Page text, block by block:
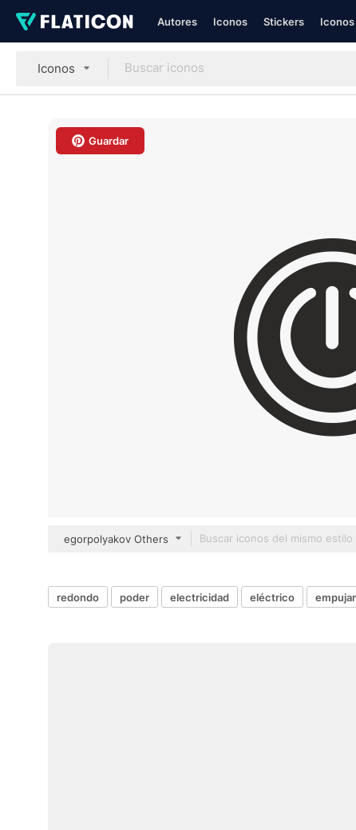
Autores Iconos Stickers
Iconos
Guardar
egorpolyakov Others
redondo poder electricidad eléctrico empujar